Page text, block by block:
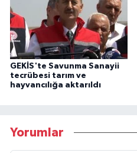
GEKİS'te Savunma Sanayii
tecrübesi tarım ve
hayvancılığa aktarıldı
Yorumlar